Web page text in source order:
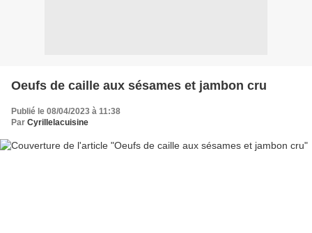
Oeufs de caille aux sésames et jambon cru
Publié le 08/04/2023 à 11:38
Par Cyrillelacuisine